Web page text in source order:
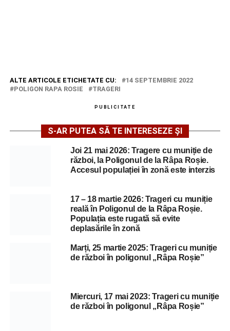
ALTE ARTICOLE ETICHETATE CU:
14 SEPTEMBRIE 2022
POLIGON RAPA ROSIE
TRAGERI
PUBLICITATE
S-AR PUTEA SĂ TE INTERESEZE ȘI
Joi 21 mai 2026: Tragere cu muniție de
război, la Poligonul de la Râpa Roșie.
Accesul populației în zonă este interzis
17 – 18 martie 2026: Trageri cu muniție
reală în Poligonul de la Râpa Roșie.
Populația este rugată să evite
deplasările în zonă
Marți, 25 martie 2025: Trageri cu muniție
de război în poligonul „Râpa Roșie”
Miercuri, 17 mai 2023: Trageri cu muniție
de război în poligonul „Râpa Roșie”